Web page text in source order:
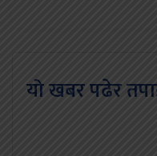
यो खबर पढेर